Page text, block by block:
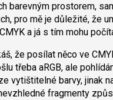
barevným prostorem,
pro mě je důležité, že
a já s tím mohu
že posílat něco ve
třeba aRGB, ale
vytištitelné barvy, jinak
fragmenty